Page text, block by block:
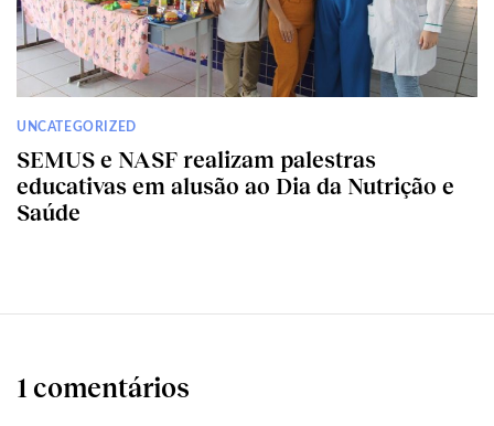
UNCATEGORIZED
SEMUS e NASF realizam palestras
educativas em alusão ao Dia da Nutrição e
Saúde
1 comentários